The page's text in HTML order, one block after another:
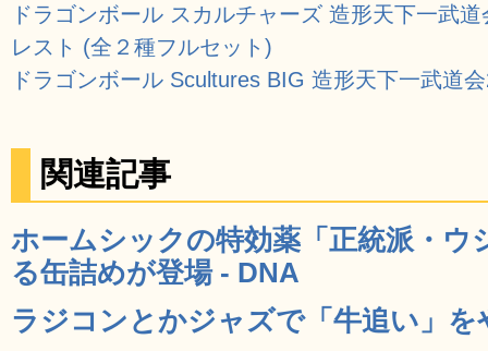
ドラゴンボール スカルチャーズ 造形天下一武
レスト (全２種フルセット)
ドラゴンボール Scultures BIG 造形天下一武道
関連記事
ホームシックの特効薬「正統派・ウ
る缶詰めが登場 - DNA
ラジコンとかジャズで「牛追い」